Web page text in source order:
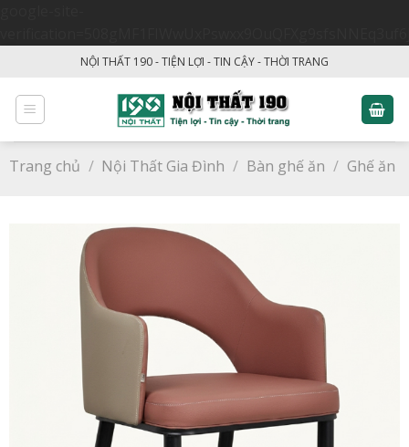
content
NỘI THẤT 190 - TIỆN LỢI - TIN CẬY - THỜI TRANG
Trang chủ / Nội Thất Gia Đình / Bàn ghế ăn / Ghế ăn